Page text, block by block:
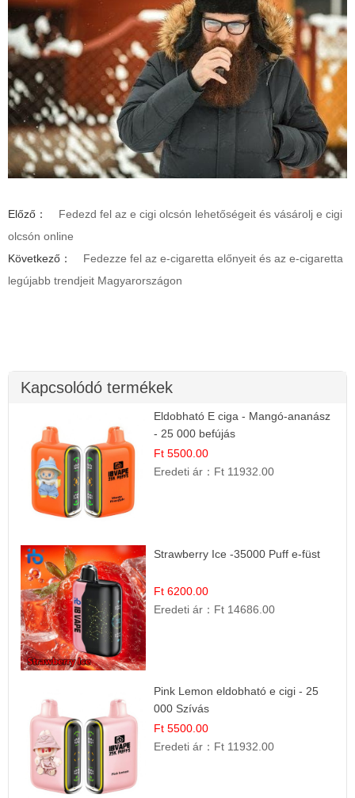
Előző：
Fedezd fel az e cigi olcsón lehetőségeit és vásárolj e cigi
olcsón online
Következő：
Fedezze fel az e-cigaretta előnyeit és az e-cigaretta
legújabb trendjeit Magyarországon
Kapcsolódó termékek
Eldobható E ciga - Mangó-ananász
- 25 000 befújás
Ft 5500.00
Eredeti ár： Ft 11932.00
Strawberry Ice -35000 Puff e-füst
Ft 6200.00
Eredeti ár： Ft 14686.00
Pink Lemon eldobható e cigi - 25
000 Szívás
Ft 5500.00
Eredeti ár： Ft 11932.00